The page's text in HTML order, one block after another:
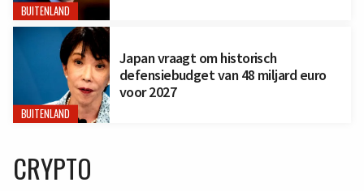
BUITENLAND
BUITENLAND
Japan vraagt om historisch
defensiebudget van 48 miljard euro
voor 2027
CRYPTO